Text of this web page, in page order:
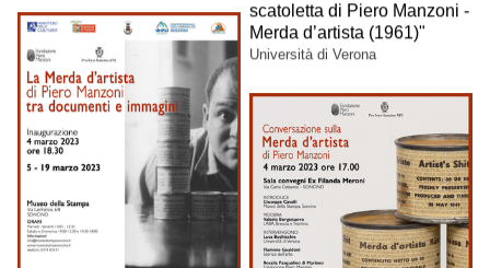
scatoletta di Piero Manzoni -
Merda d’artista (1961)"
Università di Verona